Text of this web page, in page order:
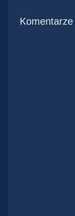
Komentarze